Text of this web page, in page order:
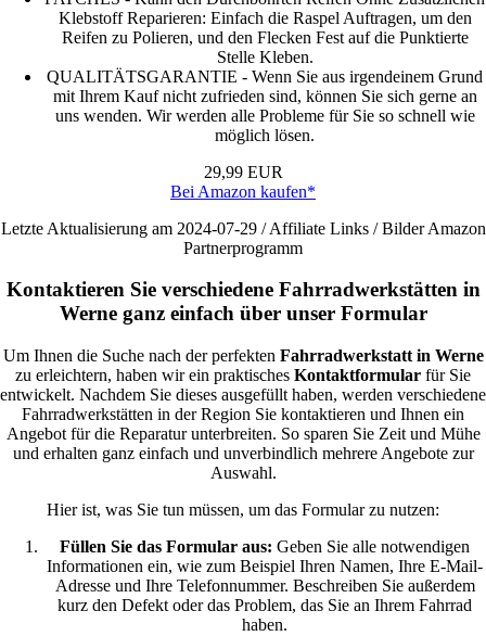
Klebstoff Reparieren: Einfach die Raspel Auftragen, um den
Reifen zu Polieren, und den Flecken Fest auf die Punktierte
Stelle Kleben.
QUALITÄTSGARANTIE - Wenn Sie aus irgendeinem Grund
mit Ihrem Kauf nicht zufrieden sind, können Sie sich gerne an
uns wenden. Wir werden alle Probleme für Sie so schnell wie
möglich lösen.
29,99 EUR
Bei Amazon kaufen*
Letzte Aktualisierung am 2024-07-29 / Affiliate Links / Bilder Amazon
Partnerprogramm
Kontaktieren Sie verschiedene Fahrradwerkstätten in
Werne ganz einfach über unser Formular
Um Ihnen die Suche nach der perfekten Fahrradwerkstatt in Werne
zu erleichtern, haben wir ein praktisches Kontaktformular für Sie
entwickelt. Nachdem Sie dieses ausgefüllt haben, werden verschiedene
Fahrradwerkstätten in der Region Sie kontaktieren und Ihnen ein
Angebot für die Reparatur unterbreiten. So sparen Sie Zeit und Mühe
und erhalten ganz einfach und unverbindlich mehrere Angebote zur
Auswahl.
Hier ist, was Sie tun müssen, um das Formular zu nutzen:
Füllen Sie das Formular aus: Geben Sie alle notwendigen
Informationen ein, wie zum Beispiel Ihren Namen, Ihre E-Mail-
Adresse und Ihre Telefonnummer. Beschreiben Sie außerdem
kurz den Defekt oder das Problem, das Sie an Ihrem Fahrrad
haben.